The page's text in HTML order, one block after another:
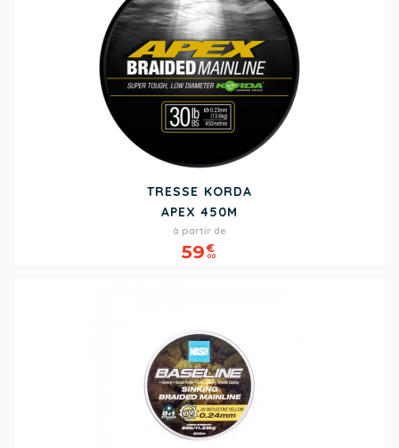
TRESSE KORDA
APEX 450M
Prix
à partir de
59€
00